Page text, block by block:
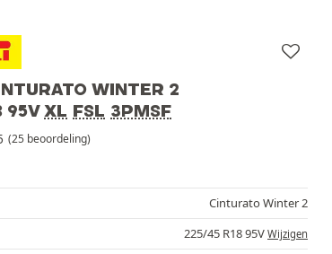
WINTER 2
95VXL FSL 3PMSF
(25 beoordeling)
Cinturato Winter 2
225/45 R18 95V Wijzigen